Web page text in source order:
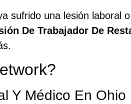
sufrido una lesión laboral
De Trabajador De
Y Médico En Ohio